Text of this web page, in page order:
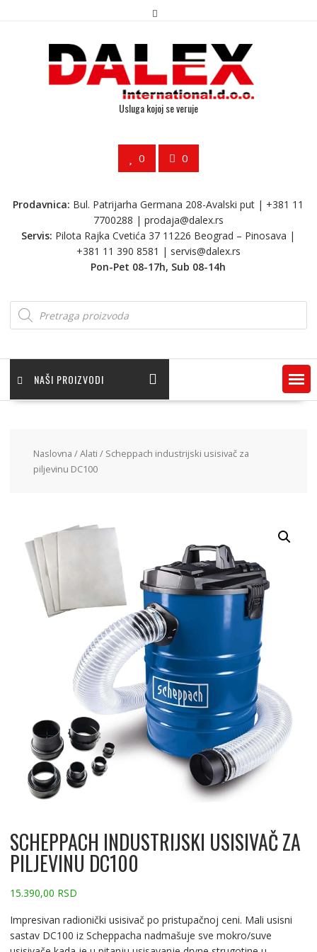
Usluga kojoj se veruje
0 0
Prodavnica: Bul. Patrijarha Germana 208-Avalski put | +381 11
7700288 | prodaja@dalex.rs
Servis: Pilota Rajka Cvetića 37 11226 Beograd – Pinosava |
+381 11 390 8581 | servis@dalex.rs
Pon-Pet 08-17h, Sub 08-14h
NAŠI PROIZVODI
Naslovna /Alati / Scheppach industrijski usisivač za
piljevinu DC100
SCHEPPACH INDUSTRIJSKI USISIVAČ ZA
PILJEVINU DC100
15.390,00 RSD
Impresivan radionički usisivač po pristupačnoj ceni. Mali usisni
sastav DC100 iz Scheppacha nadmašuje sve mokro/suve